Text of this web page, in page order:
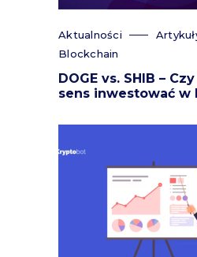
Aktualności
Blockchain
DOGE vs. SHIB –
sens inwestować w